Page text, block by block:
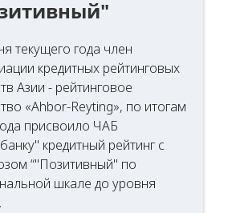
текущего года член
кредитных рейтинговых
Азии - рейтинговое
«Ahbor-Reyting», по итогам
присвоило ЧАБ
кредитный рейтинг с
“"Позитивный" по
шкале до уровня